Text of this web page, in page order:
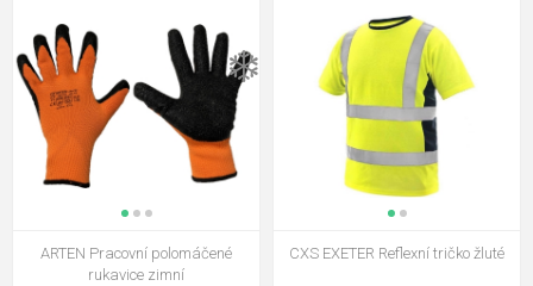
❄️
ARTEN Pracovní polomáčené
rukavice zimní
CXS EXETER Reflexní tričko žluté